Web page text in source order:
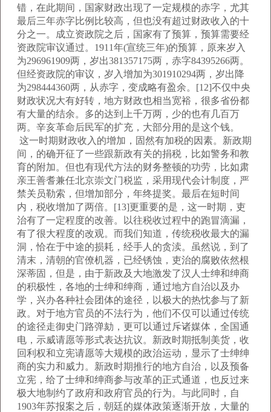
错，在此期间，国家财政出现了一定规模的赤字，尤其
最后三年赤字比例比较高，但也没有超过财政收入的十
分之一。成立资政院之后，国家有了预算，预算需要经
资政院审议通过。1911年(宣统三年)的预算，原来岁入
为296961909两，岁出381357175两，赤字84395266两。
但经资政院的审议，岁入增加为301910294两，岁出降
为298444360两，从赤字，变成略有盈余。[12]不仅中央
财政状况大有好转，地方财政也相当宽裕，很多省份都
有大量的结余。多的达到上千万两，少的也有几百万
两。辛亥革命后民军的扩充，大部分用的是这个钱。
这一时期财政收入的增加，固然有加税的因素。新政期
间，的确开征了一些跟新政有关的捐税，比如警务和教
育的附加。但也有现代方法的财务整顿的功劳，比如肃
亲王善耆兼任北京崇文门税监，采用现代会计制度，严
禁关员勒索，但增加部分，年终提奖。最后在短时间
内，税收增加了两倍。[13]更重要的是，这一时期，吏
治有了一定程度的改善。以往税收过程中的跑冒滴漏，
有了很大程度的改观。而我们知道，传统税收最大的漏
洞，恰在于中途的损耗，经手人的贪渎。虽然说，到了
清末，清朝的官僚机器，已经锈蚀，吏治的腐败依然根
深蒂固，但是，由于新政及大地激发了汉人士绅和绅商
的积极性，各地的士绅和绅商，通过地方自治以及办
学，兴办各种社会团体的途径，以极大的热忱参与了新
政。对于地方官员的不法行为，他们不仅可以通过传统
的途径走御史门路弹劾，更可以通过斥诸媒体，全国通
电，示威请愿等形式表达抗议。新政时期抵制美货，收
回利权和立宪请愿等大规模的政治运动，显示了士绅绅
商的实力和威力。新政时期推行的地方自治，以及预备
立宪，给了士绅和绅商参与改革的正式通道，也反过来
极大地制约了政府和政府官员的行为。与此同时，自
1903年苏报案之后，朝廷的媒体政策逐渐开放，大量的